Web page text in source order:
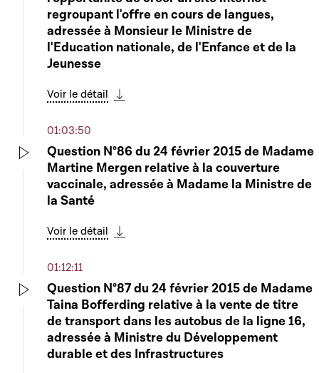
regroupant l'offre en cours de langues,
adressée à Monsieur le Ministre de
l'Education nationale, de l'Enfance et de la
Jeunesse
Voir le détail
01:03:50
Question N°86 du 24 février 2015 de Madame
Martine Mergen relative à la couverture
vaccinale, adressée à Madame la Ministre de
la Santé
Voir le détail
01:12:11
Question N°87 du 24 février 2015 de Madame
Taina Bofferding relative à la vente de titre
de transport dans les autobus de la ligne 16,
adressée à Ministre du Développement
durable et des Infrastructures
différentes questions en relation avec
l'élaboration d'une nouvelle Constitution
(suite) - Rapporteur : Monsieur Alex Bodry
Télécharger cette séquence
6600 - Projet de loi relatif au réseau
cyclable national et aux raccordements de
ce réseau vers les réseaux cyclables
communaux - Rapportrice : Madame Josée
Lorsché
Voir le détail
Play